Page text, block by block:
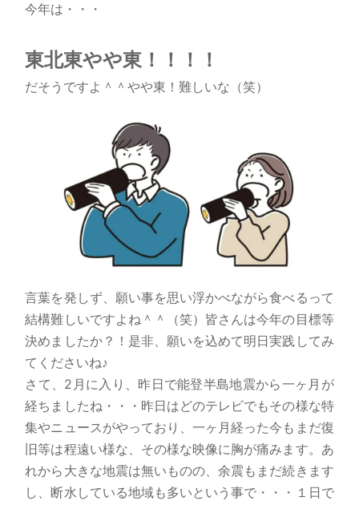
今年は・・・
東北東やや東！！！！
だそうですよ＾＾やや東！難しいな（笑）
言葉を発しず、願い事を思い浮かべながら食べるって
結構難しいですよね＾＾（笑）皆さんは今年の目標等
決めましたか？！是非、願いを込めて明日実践してみ
てくださいね♪
さて、2月に入り、昨日で能登半島地震から一ヶ月が
経ちましたね・・・昨日はどのテレビでもその様な特
集やニュースがやっており、一ヶ月経った今もまだ復
旧等は程遠い様な、その様な映像に胸が痛みます。あ
れから大きな地震は無いものの、余震もまだ続きます
し、断水している地域も多いという事で・・・１日で